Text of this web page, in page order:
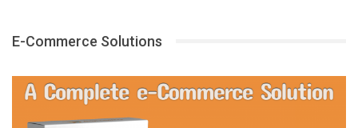
E-Commerce Solutions